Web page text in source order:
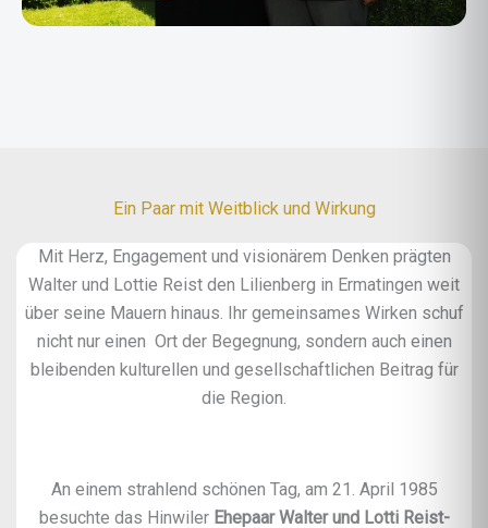
Ein Paar mit Weitblick und Wirkung
Mit Herz, Engagement und visionärem Denken prägten
Walter und Lottie Reist den Lilienberg in Ermatingen weit
über seine Mauern hinaus. Ihr gemeinsames Wirken schuf
nicht nur einen Ort der Begegnung, sondern auch einen
bleibenden kulturellen und gesellschaftlichen Beitrag für
die Region.
An einem strahlend schönen Tag, am 21. April 1985
besuchte das Hinwiler Ehepaar Walter und Lotti Reist-